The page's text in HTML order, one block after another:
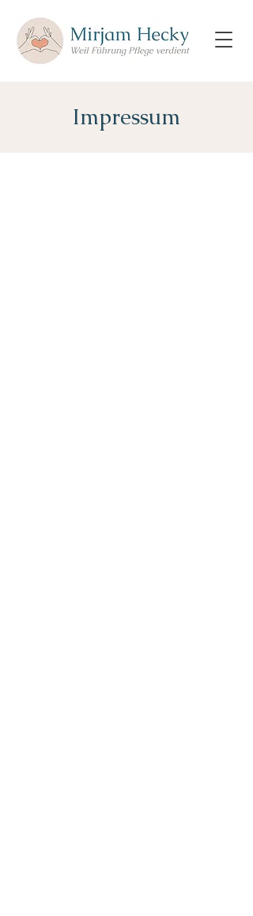
Impressum